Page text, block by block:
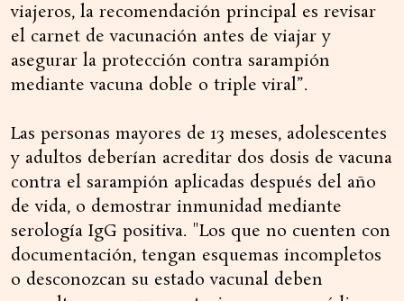
viajeros, la recomendación principal es revisar
el carnet de vacunación antes de viajar y
asegurar la protección contra sarampión
mediante vacuna doble o triple viral”.
Las personas mayores de 13 meses, adolescentes
y adultos deberían acreditar dos dosis de vacuna
contra el sarampión aplicadas después del año
de vida, o demostrar inmunidad mediante
serología IgG positiva. "Los que no cuenten con
documentación, tengan esquemas incompletos
o desconozcan su estado vacunal deben